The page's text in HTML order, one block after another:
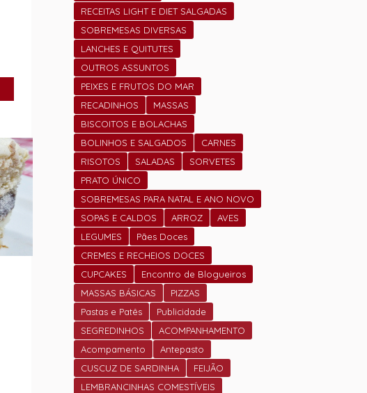
RECEITAS LIGHT E DIET SALGADAS
SOBREMESAS DIVERSAS
LANCHES E QUITUTES
OUTROS ASSUNTOS
PEIXES E FRUTOS DO MAR
RECADINHOS
MASSAS
BISCOITOS E BOLACHAS
BOLINHOS E SALGADOS
CARNES
RISOTOS
SALADAS
SORVETES
PRATO ÚNICO
SOBREMESAS PARA NATAL E ANO NOVO
SOPAS E CALDOS
ARROZ
AVES
LEGUMES
Pães Doces
CREMES E RECHEIOS DOCES
CUPCAKES
Encontro de Blogueiros
MASSAS BÁSICAS
PIZZAS
Pastas e Patês
Publicidade
SEGREDINHOS
ACOMPANHAMENTO
Acompamento
Antepasto
CUSCUZ DE SARDINHA
FEIJÃO
LEMBRANCINHAS COMESTÍVEIS